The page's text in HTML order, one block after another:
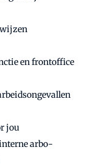
en frontoffice
jou
arbo-